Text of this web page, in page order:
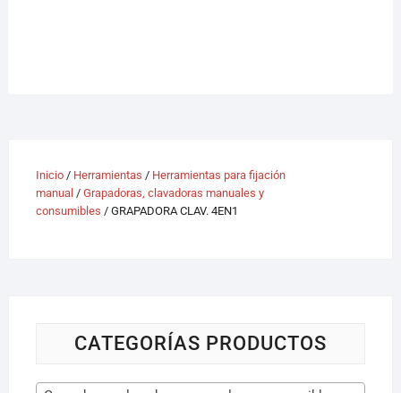
Inicio/ Herramientas / Herramientas para fijación
manual/ Grapadoras, clavadoras manuales y
consumibles / GRAPADORA CLAV. 4EN1
CATEGORÍAS PRODUCTOS